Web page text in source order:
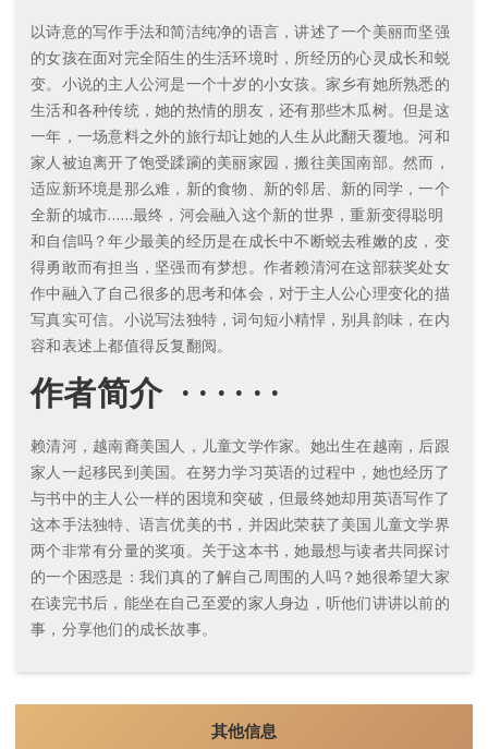
以诗意的写作手法和简洁纯净的语言，讲述了一个美丽而坚强
的女孩在面对完全陌生的生活环境时，所经历的心灵成长和蜕
变。小说的主人公河是一个十岁的小女孩。家乡有她所熟悉的
生活和各种传统，她的热情的朋友，还有那些木瓜树。但是这
一年，一场意料之外的旅行却让她的人生从此翻天覆地。河和
家人被迫离开了饱受蹂躏的美丽家园，搬往美国南部。然而，
适应新环境是那么难，新的食物、新的邻居、新的同学，一个
全新的城市……最终，河会融入这个新的世界，重新变得聪明
和自信吗？年少最美的经历是在成长中不断蜕去稚嫩的皮，变
得勇敢而有担当，坚强而有梦想。作者赖清河在这部获奖处女
作中融入了自己很多的思考和体会，对于主人公心理变化的描
写真实可信。小说写法独特，词句短小精悍，别具韵味，在内
容和表述上都值得反复翻阅。
作者简介 · · · · · ·
赖清河，越南裔美国人，儿童文学作家。她出生在越南，后跟
家人一起移民到美国。在努力学习英语的过程中，她也经历了
与书中的主人公一样的困境和突破，但最终她却用英语写作了
这本手法独特、语言优美的书，并因此荣获了美国儿童文学界
两个非常有分量的奖项。关于这本书，她最想与读者共同探讨
的一个困惑是：我们真的了解自己周围的人吗？她很希望大家
在读完书后，能坐在自己至爱的家人身边，听他们讲讲以前的
事，分享他们的成长故事。
其他信息